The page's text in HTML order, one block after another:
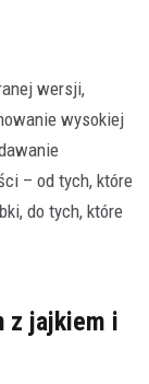
wersji,
wysokiej
– od tych, które
do tych, które
z jajkiem i